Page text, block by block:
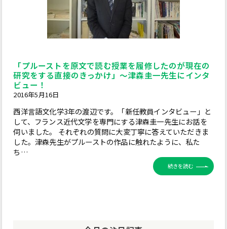
「プルーストを原文で読む授業を履修したのが現在の
研究をする直接のきっかけ」～津森圭一先生にインタ
ビュー！
2016年5月16日
西洋言語文化学3年の渡辺です。「新任教員インタビュー」と
して、フランス近代文学を専門にする津森圭一先生にお話を
伺いました。 それぞれの質問に大変丁寧に答えていただきま
した。津森先生がプルーストの作品に触れたように、私た
ち…
続きを読む